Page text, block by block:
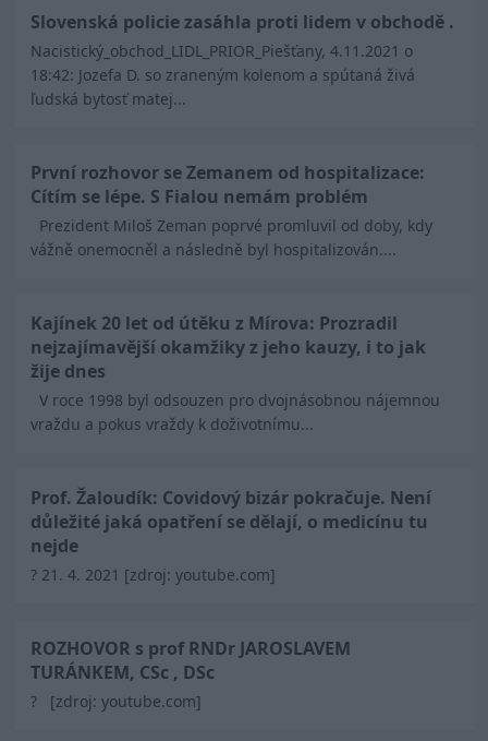
Slovenská policie zasáhla proti lidem v obchodě .
Nacistický_obchod_LIDL_PRIOR_Piešťany, 4.11.2021 o
18:42: Jozefa D. so zraneným kolenom a spútaná živá
ľudská bytosť matej...
První rozhovor se Zemanem od hospitalizace:
Cítím se lépe. S Fialou nemám problém
Prezident Miloš Zeman poprvé promluvil od doby, kdy
vážně onemocněl a následně byl hospitalizován....
Kajínek 20 let od útěku z Mírova: Prozradil
nejzajímavější okamžiky z jeho kauzy, i to jak
žije dnes
V roce 1998 byl odsouzen pro dvojnásobnou nájemnou
vraždu a pokus vraždy k doživotnímu...
Prof. Žaloudík: Covidový bizár pokračuje. Není
důležité jaká opatření se dělají, o medicínu tu
nejde
? 21. 4. 2021 [zdroj: youtube.com]
ROZHOVOR s prof RNDr JAROSLAVEM
TURÁNKEM, CSc , DSc
? [zdroj: youtube.com]